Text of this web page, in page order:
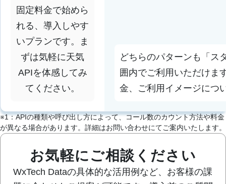
固定料金で始めら
れる、導入しやす
いプランです。ま
ずは気軽に天気
APIを体感してみ
てください。
どちらのパターンも
「ス
囲内でご利用いただけま
金、ご利用イメージにつ
※1：APIの種類や呼び出し方によって、コール数のカウント方法や料金
が異なる場合があります。詳細はお問い合わせにてご案内いたします。
お気軽にご相談ください
WxTech Dataの具体的な活用例など、お客様の課